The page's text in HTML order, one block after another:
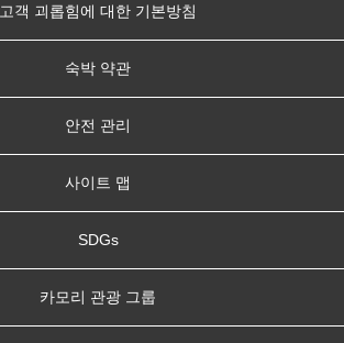
고객 괴롭힘에 대한 기본방침
숙박 약관
안전 관리
사이트 맵
SDGs
카모리 관광 그룹